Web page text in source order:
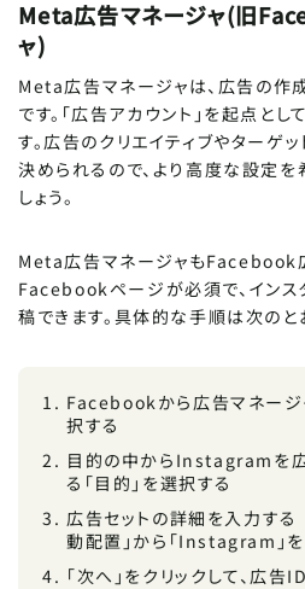
Meta広告マネージャ(旧
ャ)
Meta広告マネージャは、広告の作
です。「広告アカウント」を起点とし
す。広告のクリエイティブやターゲ
決められるので、より高度な設定
しょう。
Meta広告マネージャもFacebook
Facebookページが必須で、インス
稿できます。具体的な手順は次のと
Facebookから広告マネージ
択する
目的の中からInstagramを
る「目的」を選択する
広告セットの詳細を入力する
動配置」から「Instagram」
「次へ」をクリックして、広